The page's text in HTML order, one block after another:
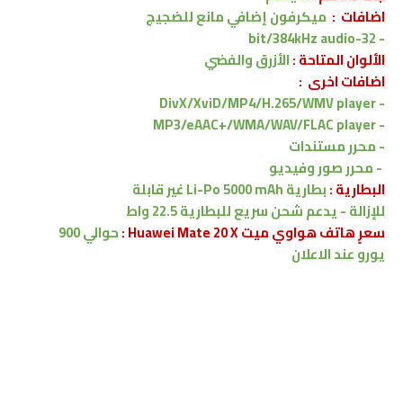
اضافات : ميكرفون إضافي مانع للضجيج
- 32-bit/384kHz audio
الألوان المتاحة :الأزرق والفضي
اضافات اخرى :
-
DivX/XviD/MP4/H.265/WMV player
-
MP3/eAAC+/WMA/WAV/FLAC player
- محرر مستندات
- محرر صور وفيديو
البطارية :
بطارية Li-Po 5000 mAh غير قابلة
للإزالة-يدعمشحن سريع للبطارية 22.5 واط
سعرٍ هاتف هواوي ميت Huawei Mate 20 X :
حوالي 900
يوروعند الاعلان